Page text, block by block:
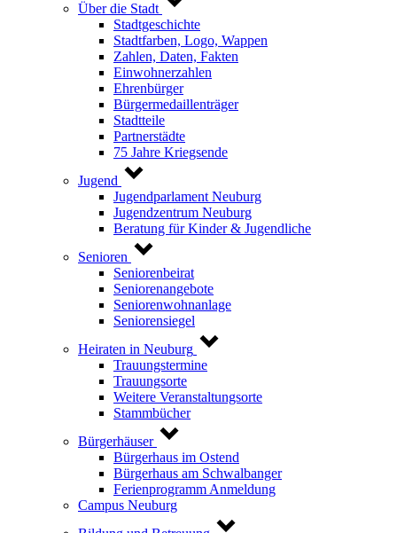
Über die Stadt
Stadtgeschichte
Stadtfarben, Logo, Wappen
Zahlen, Daten, Fakten
Einwohnerzahlen
Ehrenbürger
Bürgermedaillenträger
Stadtteile
Partnerstädte
75 Jahre Kriegsende
Jugend
Jugendparlament Neuburg
Jugendzentrum Neuburg
Beratung für Kinder & Jugendliche
Senioren
Seniorenbeirat
Seniorenangebote
Seniorenwohnanlage
Seniorensiegel
Heiraten in Neuburg
Trauungstermine
Trauungsorte
Weitere Veranstaltungsorte
Stammbücher
Bürgerhäuser
Bürgerhaus im Ostend
Bürgerhaus am Schwalbanger
Ferienprogramm Anmeldung
Campus Neuburg